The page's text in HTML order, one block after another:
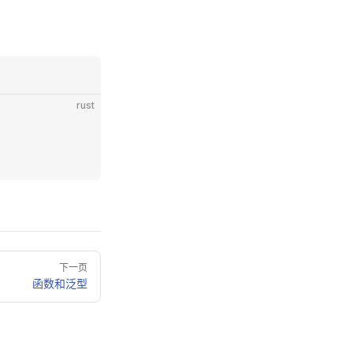
rust
下一页
函数和泛型